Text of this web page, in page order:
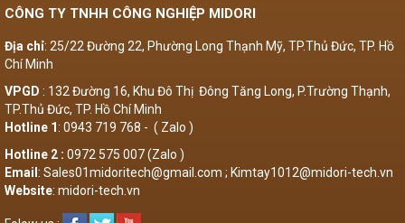
CÔNG TY TNHH CÔNG NGHIỆP MIDORI
Địa chỉ: 25/22 Đường 22, Phường Long Thạnh Mỹ, TP.Thủ Đức, TP. Hồ
Chí Minh
VPGD : 132 Đường 16, Khu Đô Thị Đông Tăng Long, P.Trường Thạnh,
TP.Thủ Đức, TP. Hồ Chí Minh
Hotline 1: 0943 719 768 - ( Zalo )
Hotline 2 : 0972 575 007 (Zalo )
Email : Sales01midoritech@gmail.com ; Kimtay1012@midori-tech.vn
Website: midori-tech.vn